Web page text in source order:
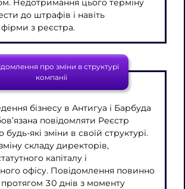
Недотримання цього терміну
до штрафів і навіть
з реєстра.
про зміни в структурі
компанії
бізнесу в Антигуа і Барбуда
повідомляти Реєстр
які зміни в своїй структурі.
складу директорів,
капіталу і
офісу. Повідомлення повинно
30 днів з моменту